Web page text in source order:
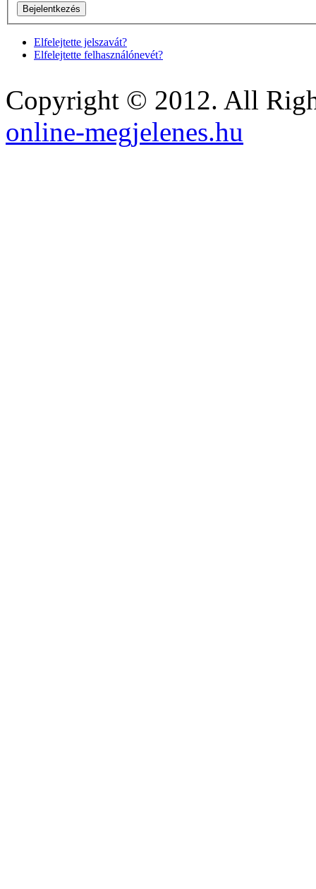
Elfelejtette jelszavát?
Elfelejtette felhasználónevét?
Copyright © 2012. All
online-megjelenes.hu